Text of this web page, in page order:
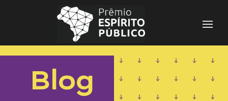
Pesquisar
Blog